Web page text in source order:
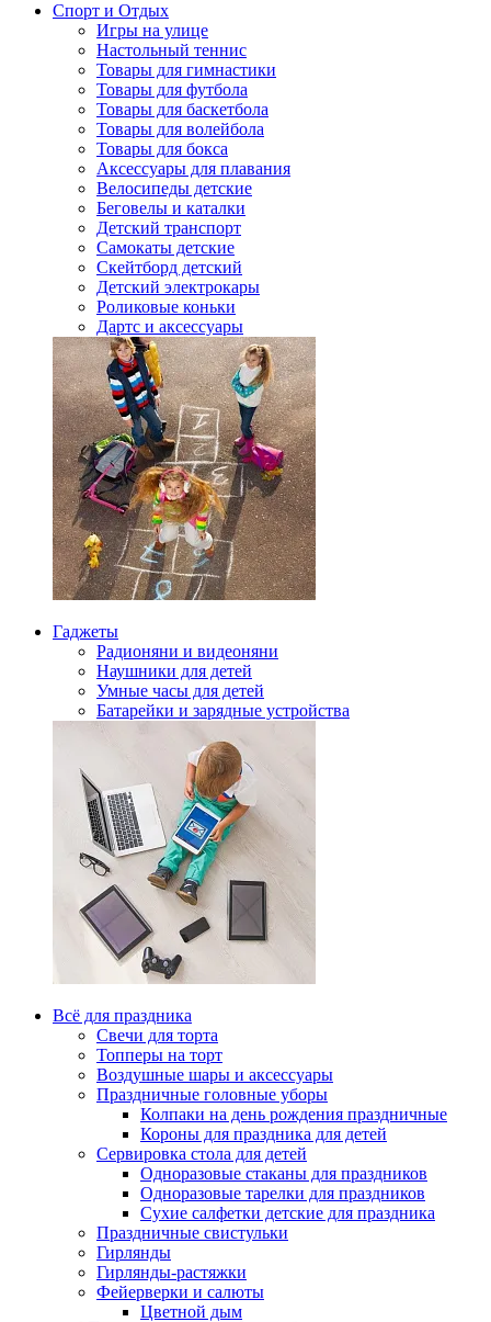
Спорт и Отдых
Игры на улице
Настольный теннис
Товары для гимнастики
Товары для футбола
Товары для баскетбола
Товары для волейбола
Товары для бокса
Аксессуары для плавания
Велосипеды детские
Беговелы и каталки
Детский транспорт
Самокаты детские
Скейтборд детский
Детский электрокары
Роликовые коньки
Дартс и аксессуары
Гаджеты
Радионяни и видеоняни
Наушники для детей
Умные часы для детей
Батарейки и зарядные устройства
Всё для праздника
Свечи для торта
Топперы на торт
Воздушные шары и аксессуары
Праздничные головные уборы
Колпаки на день рождения праздничные
Короны для праздника для детей
Сервировка стола для детей
Одноразовые стаканы для праздников
Одноразовые тарелки для праздников
Сухие салфетки детские для праздника
Праздничные свистульки
Гирлянды
Гирлянды-растяжки
Фейерверки и салюты
Цветной дым